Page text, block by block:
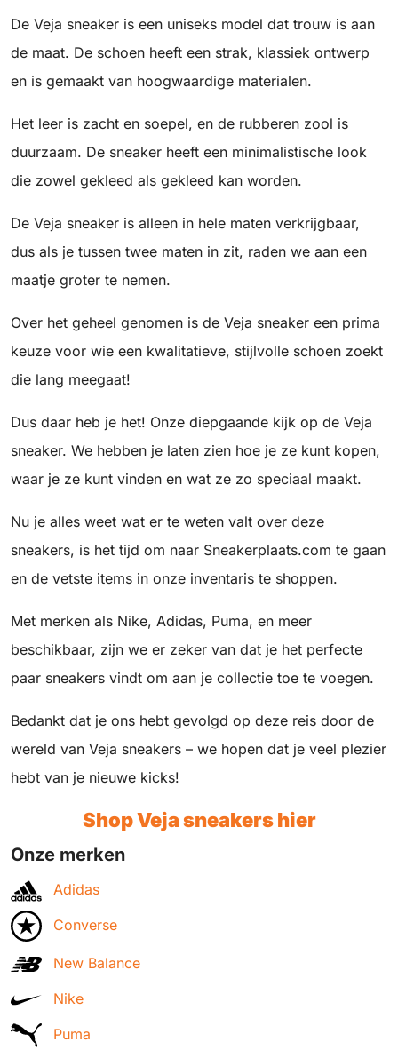
De Veja sneaker is een uniseks model dat trouw is aan
de maat. De schoen heeft een strak, klassiek ontwerp
en is gemaakt van hoogwaardige materialen.
Het leer is zacht en soepel, en de rubberen zool is
duurzaam. De sneaker heeft een minimalistische look
die zowel gekleed als gekleed kan worden.
De Veja sneaker is alleen in hele maten verkrijgbaar,
dus als je tussen twee maten in zit, raden we aan een
maatje groter te nemen.
Over het geheel genomen is de Veja sneaker een prima
keuze voor wie een kwalitatieve, stijlvolle schoen zoekt
die lang meegaat!
Dus daar heb je het! Onze diepgaande kijk op de Veja
sneaker. We hebben je laten zien hoe je ze kunt kopen,
waar je ze kunt vinden en wat ze zo speciaal maakt.
Nu je alles weet wat er te weten valt over deze
sneakers, is het tijd om naar Sneakerplaats.com te gaan
en de vetste items in onze inventaris te shoppen.
Met merken als Nike, Adidas, Puma, en meer
beschikbaar, zijn we er zeker van dat je het perfecte
paar sneakers vindt om aan je collectie toe te voegen.
Bedankt dat je ons hebt gevolgd op deze reis door de
wereld van Veja sneakers – we hopen dat je veel plezier
hebt van je nieuwe kicks!
Shop Veja sneakershier
Onze merken
Adidas
Converse
New Balance
Nike
Puma